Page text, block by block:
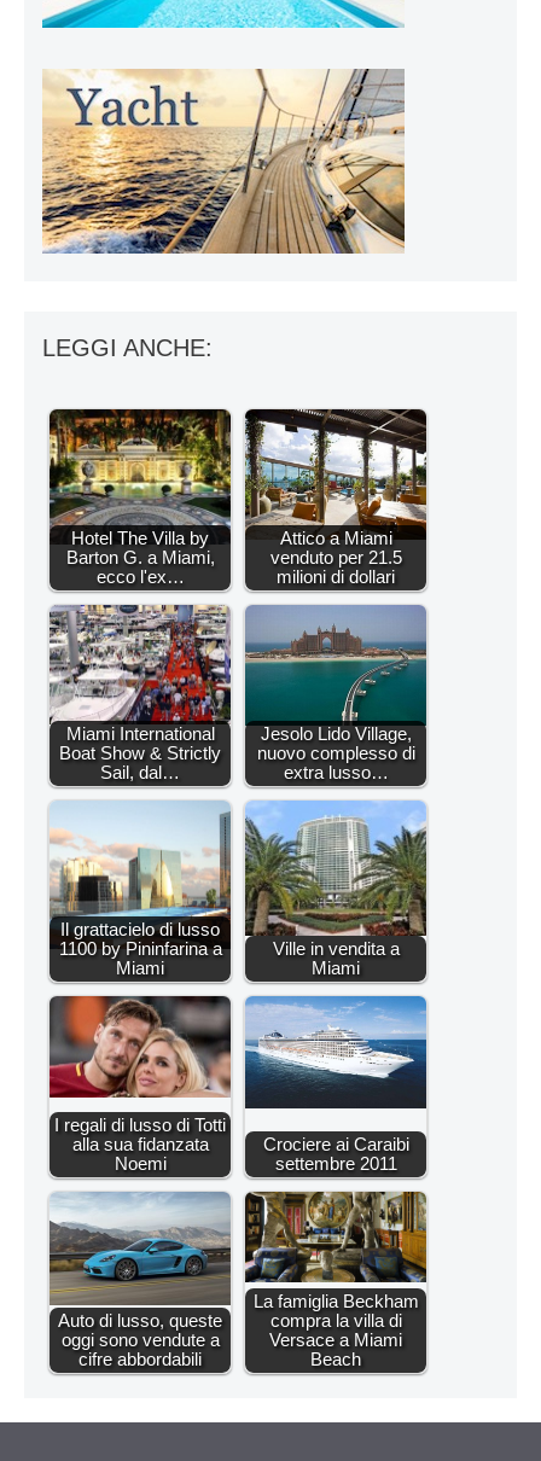
LEGGI ANCHE:
Hotel The Villa by
Barton G. a Miami,
ecco l'ex…
Attico a Miami
venduto per 21.5
milioni di dollari
Miami International
Boat Show & Strictly
Sail, dal…
Jesolo Lido Village,
nuovo complesso di
extra lusso…
Il grattacielo di lusso
1100 by Pininfarina a
Miami
Ville in vendita a
Miami
I regali di lusso di Totti
alla sua fidanzata
Noemi
Crociere ai Caraibi
settembre 2011
Auto di lusso, queste
oggi sono vendute a
cifre abbordabili
La famiglia Beckham
compra la villa di
Versace a Miami
Beach